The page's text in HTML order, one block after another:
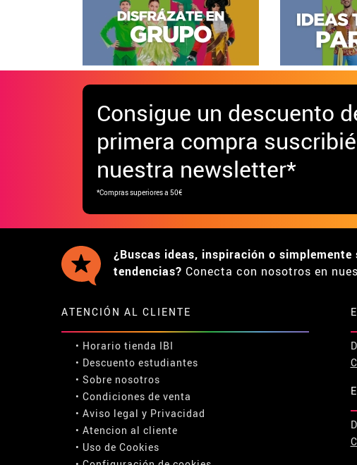
Consigue un descuento
primera compra
nuestra newsletter*
*Compras superiores a 50€
¿Buscas ideas, inspiración o
tendencias? Conecta con nosotros en
ATENCIÓN AL CLIENTE
• Horario tienda IBI
• Descuento estudiantes
• Sobre nosotros
• Condiciones de venta
• Aviso legal y Privacidad
• Atencion al cliente
• Uso de Cookies